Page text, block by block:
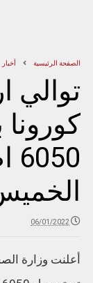
الصفحة الرئيسية أخبار
توالي
06/01/2022
أعلنت وزارة